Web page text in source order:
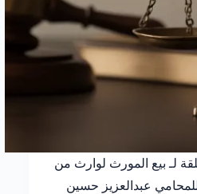
لـ بيع المورث لوارث من
عبدالعزيز حسين